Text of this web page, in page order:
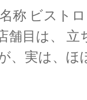
称 ビスト
目は、 立
、実は、ほ